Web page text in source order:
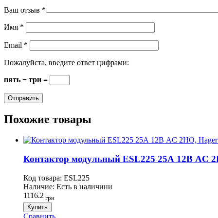
Ваш отзыв *
Имя *
Email *
Пожалуйста, введите ответ цифрами:
пять − три =
Похожие товары
Контактор модульный ESL225 25А 12В AC
Код товара: ESL225
Наличие: Есть в наличини
1116.2 грн
Купить
Сравнить